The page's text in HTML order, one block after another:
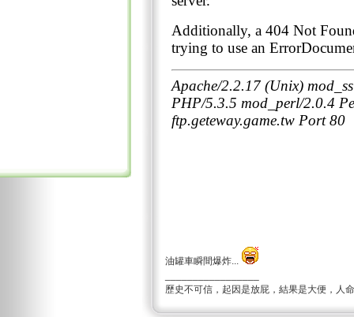
油罐車瞬間爆炸...
歷史不可信，起因是放屁，結果是大便，人